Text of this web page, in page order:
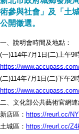
術參與社會」及「土
公開徵選。
一、說明會時間及地點：
(一)114年7月1日(二)上午9
https://
(二)114年7月1日(二)下午2
https://
二、文化部公共藝術官網連
新店區： https://reurl.cc/
土城區： https://reurl.cc/